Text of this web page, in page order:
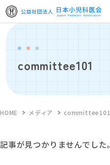
committee101
HOME メディア committee101
記事が見つかりませんでした。